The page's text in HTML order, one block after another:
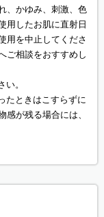
、かゆみ、刺激、色
用したお肌に直射日
用を中止してくださ
ご相談をおすすめし
。
たときはこすらずに
が残る場合には、